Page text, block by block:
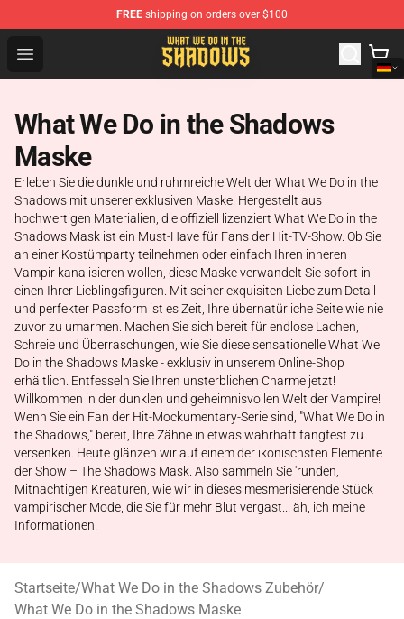
FREE shipping on orders over $100
Open menu
What We Do in the Shadows Shop - Official What We
What We Do in the Shadows
Maske
Erleben Sie die dunkle und ruhmreiche Welt der What We Do in the
Shadows mit unserer exklusiven Maske! Hergestellt aus
hochwertigen Materialien, die offiziell lizenziert What We Do in the
Shadows Mask ist ein Must-Have für Fans der Hit-TV-Show. Ob Sie
an einer Kostümparty teilnehmen oder einfach Ihren inneren
Vampir kanalisieren wollen, diese Maske verwandelt Sie sofort in
einen Ihrer Lieblingsfiguren. Mit seiner exquisiten Liebe zum Detail
und perfekter Passform ist es Zeit, Ihre übernatürliche Seite wie nie
zuvor zu umarmen. Machen Sie sich bereit für endlose Lachen,
Schreie und Überraschungen, wie Sie diese sensationelle What We
Do in the Shadows Maske - exklusiv in unserem Online-Shop
erhältlich. Entfesseln Sie Ihren unsterblichen Charme jetzt!
Willkommen in der dunklen und geheimnisvollen Welt der Vampire!
Wenn Sie ein Fan der Hit-Mockumentary-Serie sind, "What We Do in
the Shadows," bereit, Ihre Zähne in etwas wahrhaft fangfest zu
versenken. Heute glänzen wir auf einem der ikonischsten Elemente
der Show – The Shadows Mask. Also sammeln Sie 'runden,
Mitnächtigen Kreaturen, wie wir in dieses mesmerisierende Stück
vampirischer Mode, die Sie für mehr Blut vergast... äh, ich meine
Informationen!
Startseite/What We Do in the Shadows Zubehör/
What We Do in the Shadows Maske